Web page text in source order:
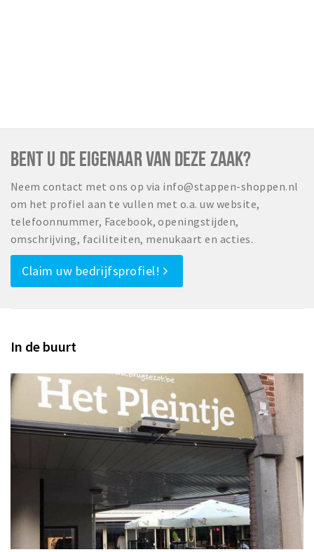
BENT U DE EIGENAAR VAN DEZE ZAAK?
Neem contact met ons op via info@stappen-shoppen.nl
om het profiel aan te vullen met o.a. uw website,
telefoonnummer, Facebook, openingstijden,
omschrijving, faciliteiten, menukaart en acties.
Claim uw bedrijfsprofiel!
In de buurt